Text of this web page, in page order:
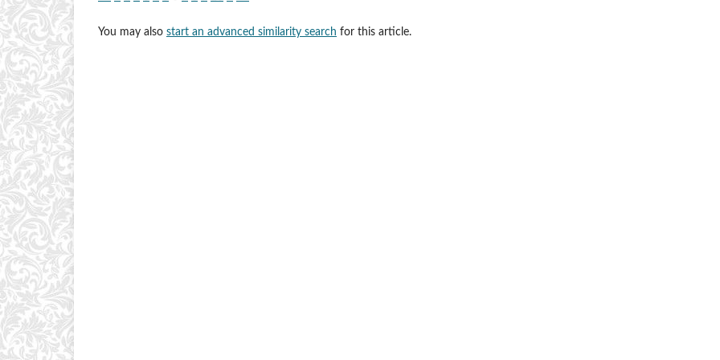
You may also start an advanced similarity search for this article.